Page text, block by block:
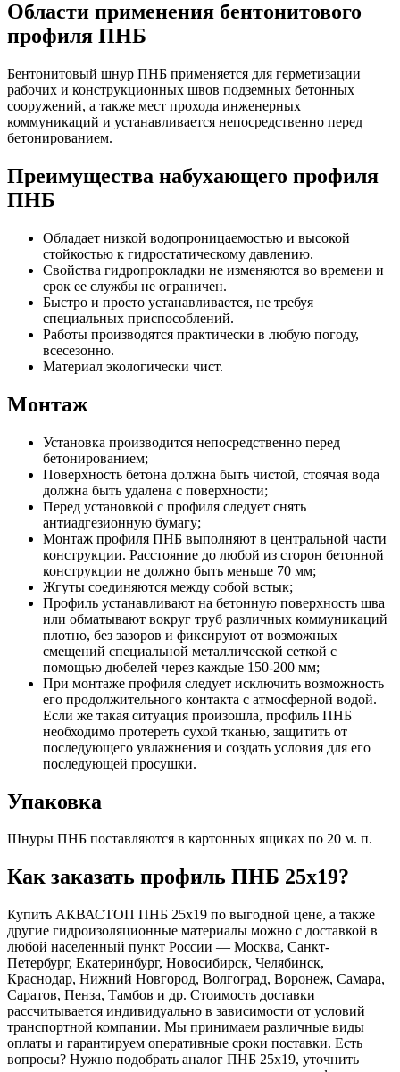
Области применения бентонитового
профиля ПНБ
Бентонитовый шнур ПНБ применяется для герметизации
рабочих и конструкционных швов подземных бетонных
сооружений, а также мест прохода инженерных
коммуникаций и устанавливается непосредственно перед
бетонированием.
Преимущества набухающего профиля
ПНБ
Обладает низкой водопроницаемостью и высокой
стойкостью к гидростатическому давлению.
Свойства гидропрокладки не изменяются во времени и
срок ее службы не ограничен.
Быстро и просто устанавливается, не требуя
специальных приспособлений.
Работы производятся практически в любую погоду,
всесезонно.
Материал экологически чист.
Монтаж
Установка производится непосредственно перед
бетонированием;
Поверхность бетона должна быть чистой, стоячая вода
должна быть удалена с поверхности;
Перед установкой с профиля следует снять
антиадгезионную бумагу;
Монтаж профиля ПНБ выполняют в центральной части
конструкции. Расстояние до любой из сторон бетонной
конструкции не должно быть меньше 70 мм;
Жгуты соединяются между собой встык;
Профиль устанавливают на бетонную поверхность шва
или обматывают вокруг труб различных коммуникаций
плотно, без зазоров и фиксируют от возможных
смещений специальной металлической сеткой с
помощью дюбелей через каждые 150-200 мм;
При монтаже профиля следует исключить возможность
его продолжительного контакта с атмосферной водой.
Если же такая ситуация произошла, профиль ПНБ
необходимо протереть сухой тканью, защитить от
последующего увлажнения и создать условия для его
последующей просушки.
Упаковка
Шнуры ПНБ поставляются в картонных ящиках по 20 м. п.
Как заказать профиль ПНБ 25х19?
Купить АКВАСТОП ПНБ 25х19 по выгодной цене, а также
другие гидроизоляционные материалы можно с доставкой в
любой населенный пункт России — Москва, Санкт-
Петербург, Екатеринбург, Новосибирск, Челябинск,
Краснодар, Нижний Новгород, Волгоград, Воронеж, Самара,
Саратов, Пенза, Тамбов и др. Стоимость доставки
рассчитывается индивидуально в зависимости от условий
транспортной компании. Мы принимаем различные виды
оплаты и гарантируем оперативные сроки поставки. Есть
вопросы? Нужно подобрать аналог ПНБ 25х19, уточнить